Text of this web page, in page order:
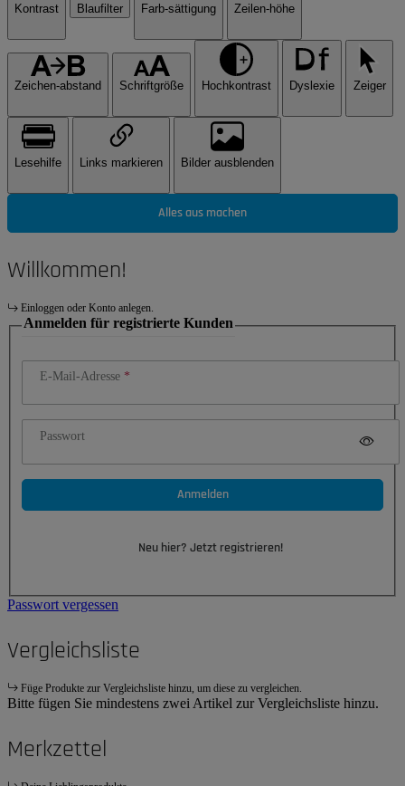
Kontrast Blaufilter Farb-sättigung Zeilen-höhe
Zeichen-abstand Schriftgröße Hochkontrast Dyslexie Zeiger
Lesehilfe Links markieren Bilder ausblenden
Alles aus machen
Willkommen!
Einloggen oder Konto anlegen.
Anmelden für registrierte Kunden
E-Mail-Adresse
Passwort
Anmelden
Neu hier? Jetzt registrieren!
Passwort vergessen
Vergleichsliste
Füge Produkte zur Vergleichsliste hinzu, um diese zu vergleichen.
Bitte fügen Sie mindestens zwei Artikel zur Vergleichsliste hinzu.
Merkzettel